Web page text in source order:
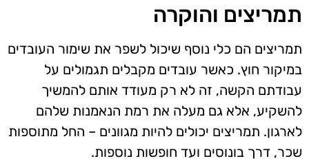
תמריצים והוקרה
תמריצים הם כלי נוסף שיכול לשפר את שימור העובדים
במיקור חוץ. כאשר עובדים מקבלים תגמולים על
עבודתם הקשה, זה לא רק מעודד אותם להמשיך
להשקיע, אלא גם מעלה את רמת הנאמנות שלהם
לארגון. תמריצים יכולים להיות מגוונים – החל מתוספות
שכר, דרך בונוסים ועד חופשות נוספות.